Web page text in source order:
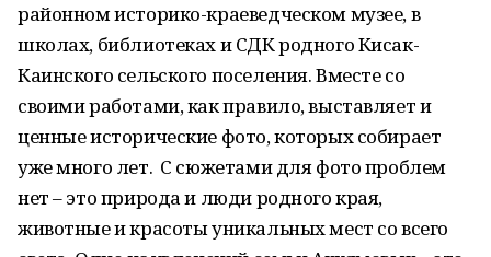
районном историко-краеведческом музее, в
школах, библиотеках и СДК родного Кисак-
Каинского сельского поселения. Вместе со
своими работами, как правило, выставляет и
ценные исторические фото, которых собирает
уже много лет. С сюжетами для фото проблем
нет – это природа и люди родного края,
животные и красоты уникальных мест со всего